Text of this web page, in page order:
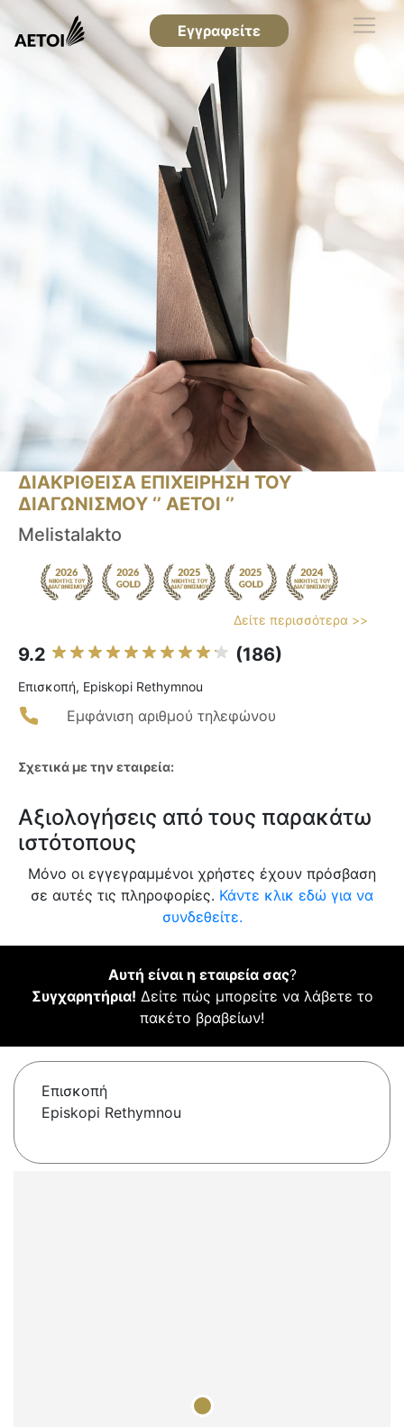
Εγγραφείτε
ΔΙΑΚΡΙΘΕΙΣΑ ΕΠΙΧΕΙΡΗΣΗ ΤΟΥ
ΔΙΑΓΩΝΙΣΜΟΥ ‘’ ΑΕΤΟΙ ‘’
Melistalakto
Δείτε περισσότερα >>
9.2 (186)
Επισκοπή, Episkopi Rethymnou
Εμφάνιση αριθμού τηλεφώνου
Σχετικά με την εταιρεία:
Αξιολογήσεις από τους παρακάτω
ιστότοπους
Μόνο οι εγγεγραμμένοι χρήστες έχουν πρόσβαση
σε αυτές τις πληροφορίες. Κάντε κλικ εδώ για να
συνδεθείτε.
Αυτή είναι η εταιρεία σας?
Συγχαρητήρια! Δείτε πώς μπορείτε να λάβετε το
πακέτο βραβείων!
Επισκοπή
Episkopi Rethymnou